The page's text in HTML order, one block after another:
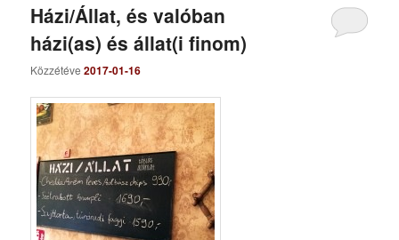
Házi/Állat, és valóban
házi(as) és állat(i finom)
Közzétéve2017-01-16